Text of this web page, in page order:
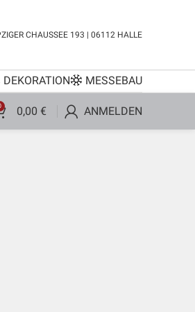
CHAUSSEE 193 | 06112 HALLE
DEKORATION MESSEBAU
0,00 € ANMELDEN